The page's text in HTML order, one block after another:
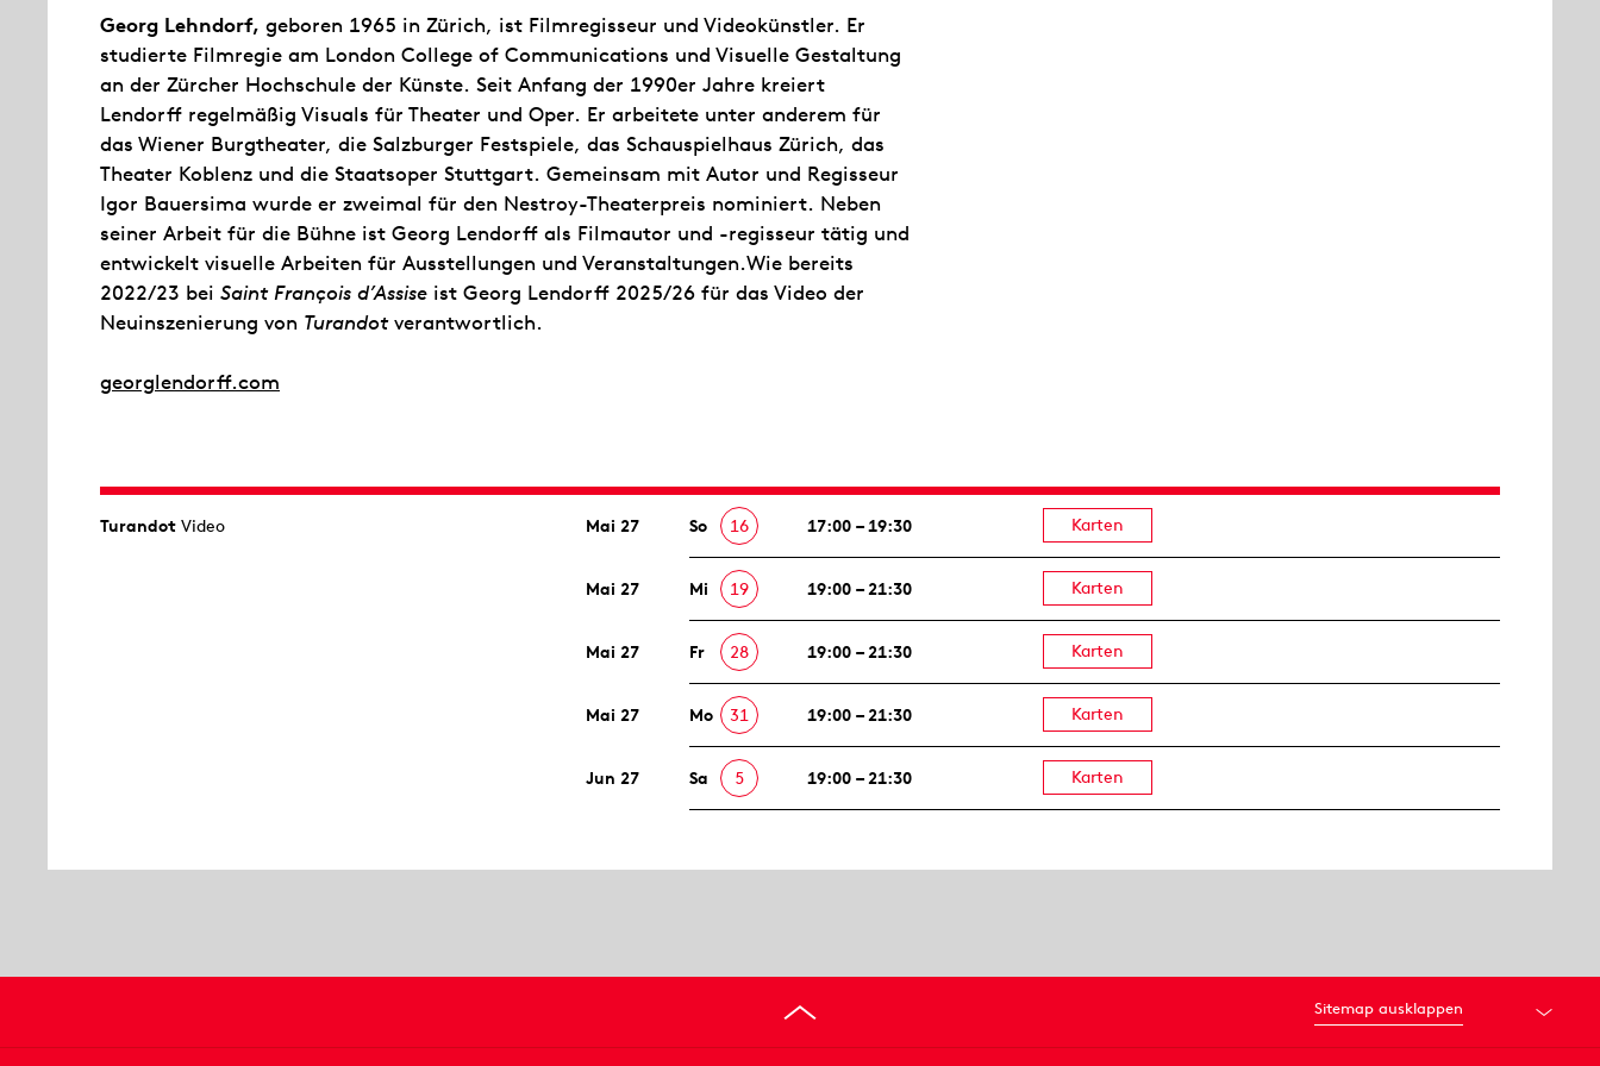
Georg Lehndorf, geboren 1965 in Zürich, ist Filmregisseur und Videokünstler. Er
studierte Filmregie am London College of Communications und Visuelle Gestaltung
an der Zürcher Hochschule der Künste. Seit Anfang der 1990er Jahre kreiert
Lendorff regelmäßig Visuals für Theater und Oper. Er arbeitete unter anderem für
das Wiener Burgtheater, die Salzburger Festspiele, das Schauspielhaus Zürich, das
Theater Koblenz und die Staatsoper Stuttgart. Gemeinsam mit Autor und Regisseur
Igor Bauersima wurde er zweimal für den Nestroy-Theaterpreis nominiert. Neben
seiner Arbeit für die Bühne ist Georg Lendorff als Filmautor und -regisseur tätig und
entwickelt visuelle Arbeiten für Ausstellungen und Veranstaltungen.Wie bereits
2022/23 bei Saint François d’Assise ist Georg Lendorff 2025/26 für das Video der
Neuinszenierung von Turandotverantwortlich.
georglendorff.com
Turandot Video Mai 27 So 16 17:00 – 19:30 Karten
Mai 27 Mi 19 19:00 – 21:30 Karten
Mai 27 Fr 28 19:00 – 21:30 Karten
Mai 27 Mo 31 19:00 – 21:30 Karten
Jun 27 Sa 5 19:00 – 21:30 Karten
Sitemap ausklappen